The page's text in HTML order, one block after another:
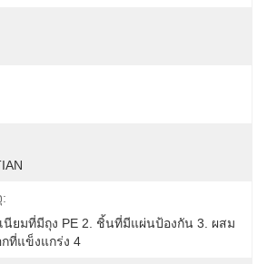
นียมที่มีถุง PE 2. ชิ้นที่มีแผ่นป้องกัน 3. ผสม
ที่แข็งแกร่ง 4